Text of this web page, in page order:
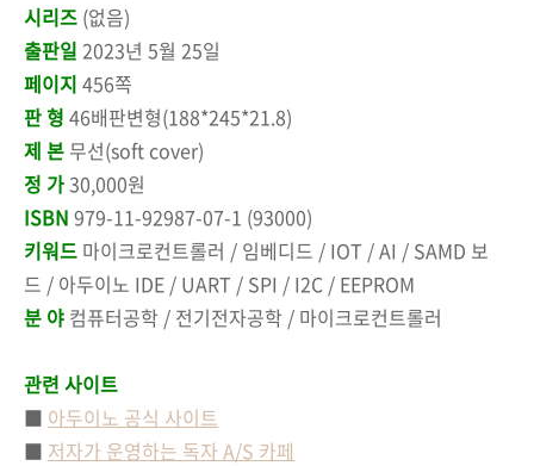
시리즈 (없음)
출판일 2023년 5월 25일
페이지 456쪽
판 형 46배판변형(188*245*21.8)
제 본 무선(soft cover)
정 가30,000원
ISBN 979-11-92987-07-1 (93000)
키워드 마이크로컨트롤러 / 임베디드 / IOT / AI / SAMD 보
드 / 아두이노 IDE / UART / SPI / I2C / EEPROM
분 야 컴퓨터공학 / 전기전자공학 / 마이크로컨트롤러
관련 사이트
■ 아두이노 공식 사이트
■ 저자가 운영하는 독자 A/S 카페